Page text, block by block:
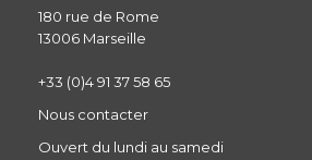
180 rue de Rome
13006 Marseille
+33 (0)4 91 37 58 65
Nous contacter
Ouvert du lundi au samedi